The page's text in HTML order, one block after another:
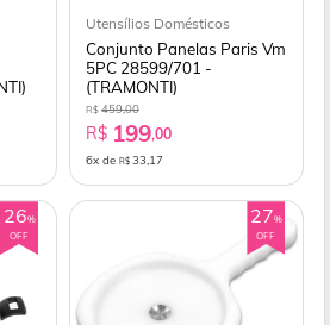
Utensílios Domésticos
Conjunto Panelas Paris Vm
5PC 28599/701 -
(TRAMONTI)
R$ 459,00
R$ 199,00
6x de R$ 33,17
26%
OFF
27%
OFF